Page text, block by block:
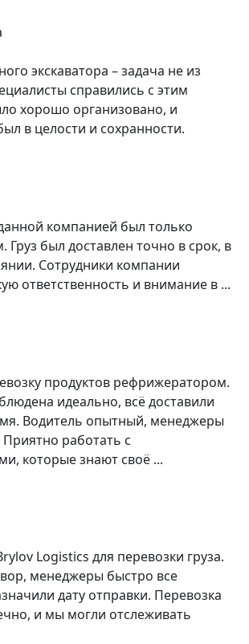
экскаватора – задача не из
справились с этим
хорошо организовано, и
в целости и сохранности.
компанией был только
был доставлен точно в срок, в
Сотрудники компании
ответственность и внимание в ...
продуктов рефрижератором.
идеально, всё доставили
Водитель опытный, менеджеры
Приятно работать с
которые знают своё ...
Logistics для перевозки груза.
менеджеры быстро все
дату отправки. Перевозка
и мы могли отслеживать